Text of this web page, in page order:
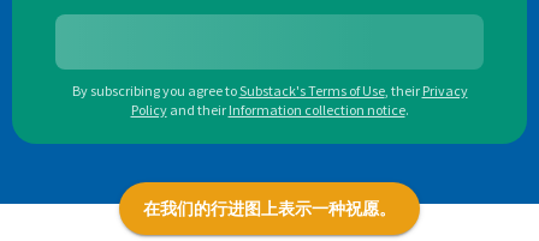
By subscribing you agree toSubstack's Terms of Use, their Privacy
Policy and their Information collection notice.
在我们的行进图上表示一种祝愿。